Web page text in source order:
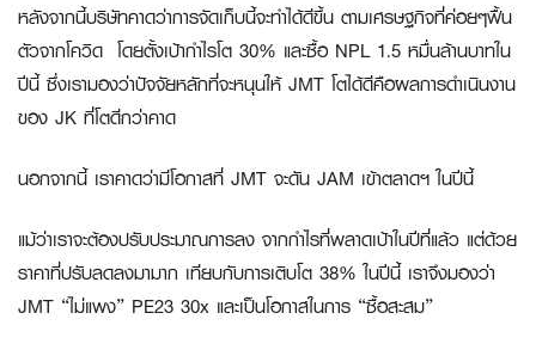
หลังจากนี้บริษัทคาดว่าการจัดเก็บนี้จะทำได้ดีขึ้น ตามเศรษฐกิจที่ค่อยๆฟื้น
ตัวจากโควิด โดยตั้งเป้ากำไรโต 30% และซื้อ NPL 1.5 หมื่นล้านบาทใน
ปีนี้ ซึ่งเรามองว่าปัจจัยหลักที่จะหนุนให้ JMT โตได้ดีคือผลการดำเนินงาน
ของ JK ที่โตดีกว่าคาด
นอกจากนี้ เราคาดว่ามีโอกาสที่ JMT จะดัน JAM เข้าตลาดฯ ในปีนี้
แม้ว่าเราจะต้องปรับประมาณการลง จากกำไรที่พลาดเป้าในปีที่แล้ว แต่ด้วย
ราคาที่ปรับลดลงมามาก เทียบกับการเติบโต 38% ในปีนี้ เราจึงมองว่า
JMT “ไม่แพง” PE23 30x และเป็นโอกาสในการ “ซื้อสะสม”